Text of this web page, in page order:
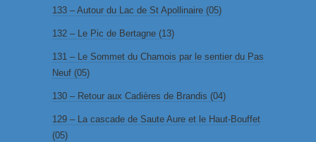
133 – Autour du Lac de St Apollinaire (05)
132 – Le Pic de Bertagne (13)
131 – Le Sommet du Chamois par le sentier du Pas
Neuf (05)
130 – Retour aux Cadières de Brandis (04)
129 – La cascade de Saute Aure et le Haut-Bouffet
(05)